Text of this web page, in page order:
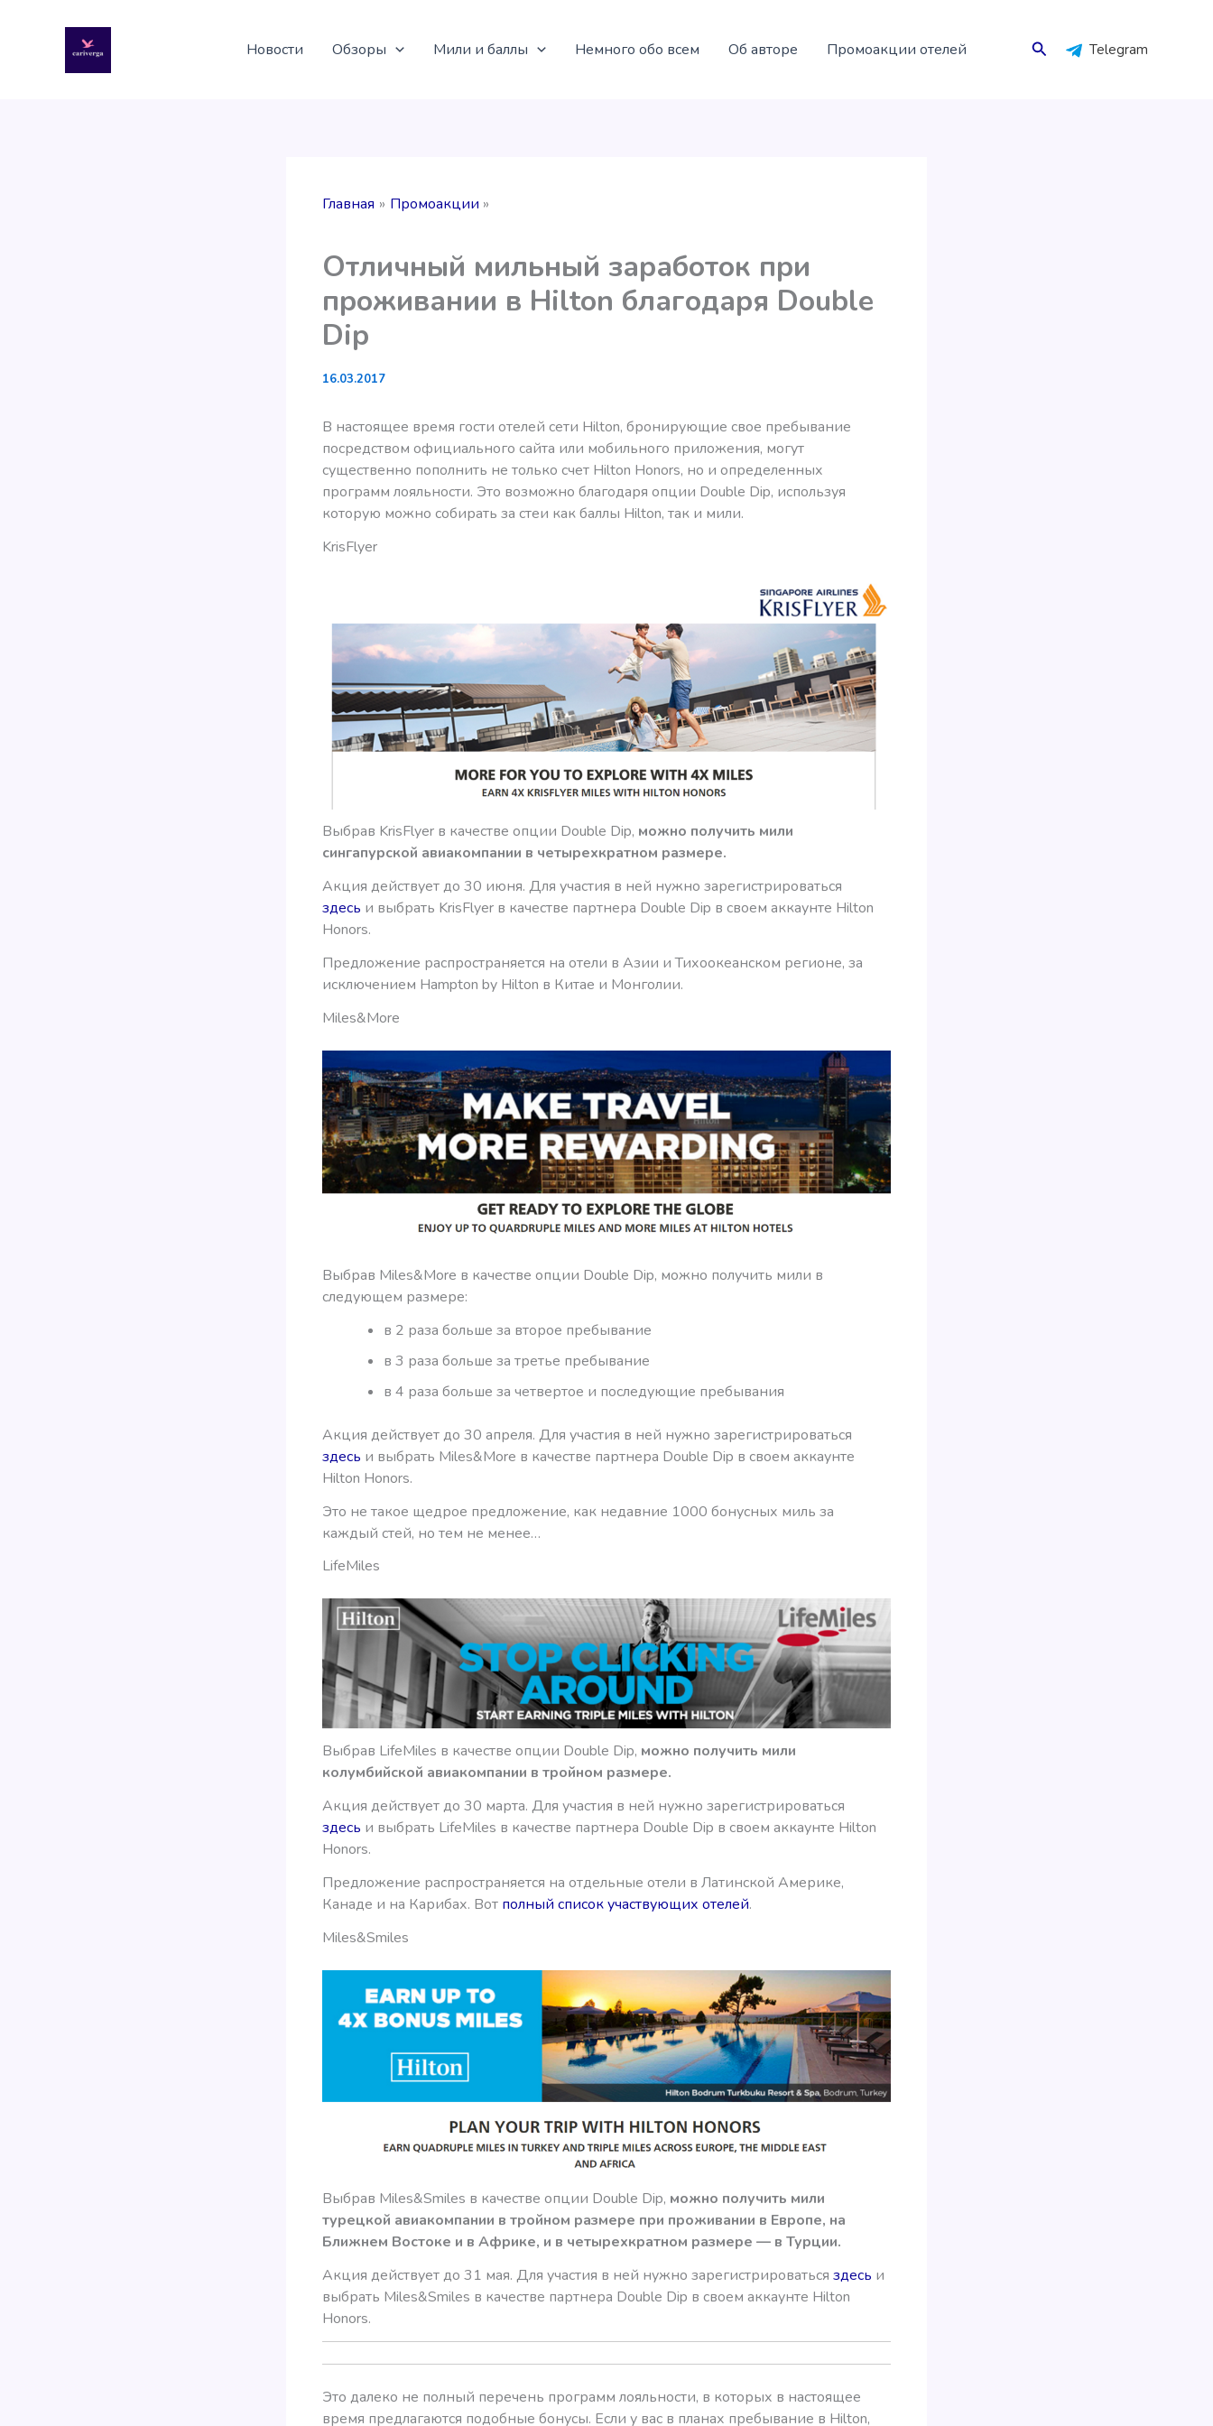
содержимому
Новости Обзоры Мили и баллы Немного обо всем Об авторе Промоакции отелей Поиск Telegram
Главная Промоакции
Отличный мильный заработок при
проживании в Hilton благодаря Double
Dip
16.03.2017
В настоящее время гости отелей сети Hilton, бронирующие свое пребывание
посредством официального сайта или мобильного приложения, могут
существенно пополнить не только счет Hilton Honors, но и определенных
программ лояльности. Это возможно благодаря опции Double Dip, используя
которую можно собирать за стеи как баллы Hilton, так и мили.
KrisFlyer
Выбрав KrisFlyer в качестве опции Double Dip, можно получить мили
сингапурской авиакомпании в четырехкратном размере.
Акция действует до 30 июня. Для участия в ней нужно зарегистрироваться
здесь и выбрать KrisFlyer в качестве партнера Double Dip в своем аккаунте Hilton
Honors.
Предложение распространяется на отели в Азии и Тихоокеанском регионе, за
исключением Hampton by Hilton в Китае и Монголии.
Miles&More
Выбрав Miles&More в качестве опции Double Dip, можно получить мили в
следующем размере:
в 2 раза больше за второе пребывание
в 3 раза больше за третье пребывание
в 4 раза больше за четвертое и последующие пребывания
Акция действует до 30 апреля. Для участия в ней нужно зарегистрироваться
здесь и выбрать Miles&More в качестве партнера Double Dip в своем аккаунте
Hilton Honors.
Это не такое щедрое предложение, как недавние 1000 бонусных миль за
каждый стей, но тем не менее…
LifeMiles
Выбрав LifeMiles в качестве опции Double Dip, можно получить мили
колумбийской авиакомпании в тройном размере.
Акция действует до 30 марта. Для участия в ней нужно зарегистрироваться
здесь и выбрать LifeMiles в качестве партнера Double Dip в своем аккаунте Hilton
Honors.
Предложение распространяется на отдельные отели в Латинской Америке,
Канаде и на Карибах. Вот полный список участвующих отелей.
Miles&Smiles
Выбрав Miles&Smiles в качестве опции Double Dip, можно получить мили
турецкой авиакомпании в тройном размере при проживании в Европе, на
Ближнем Востоке и в Африке, и в четырехкратном размере — в Турции.
Акция действует до 31 мая. Для участия в ней нужно зарегистрироваться здесь и
выбрать Miles&Smiles в качестве партнера Double Dip в своем аккаунте Hilton
Honors.
Это далеко не полный перечень программ лояльности, в которых в настоящее
время предлагаются подобные бонусы. Если у вас в планах пребывание в Hilton,